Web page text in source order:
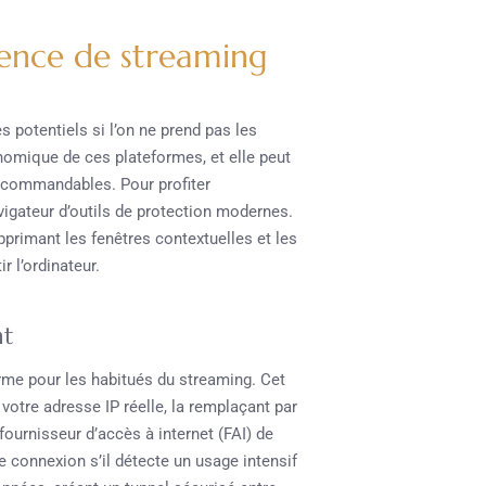
de streaming
potentiels si l’on ne prend pas les
de ces plateformes, et elle peut
Pour profiter
d’outils de protection modernes.
les fenêtres contextuelles et les
l’ordinateur.
pour les habitués du streaming. Cet
adresse IP réelle, la remplaçant par
d’accès à internet (FAI) de
s’il détecte un usage intensif